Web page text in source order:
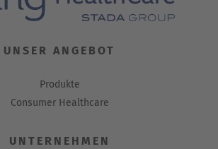
UNSER ANGEBOT
Produkte
Consumer Healthcare
UNTERNEHMEN